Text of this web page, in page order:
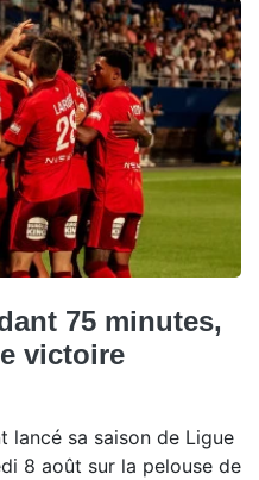
75 minutes,
victoire
lancé sa saison de Ligue
8 août sur la pelouse de